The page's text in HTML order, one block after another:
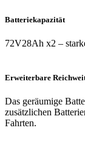
Batteriekapazität
72V28Ah x2 –
Erweiterbare
Das geräumige
zusätzlichen
Fahrten.